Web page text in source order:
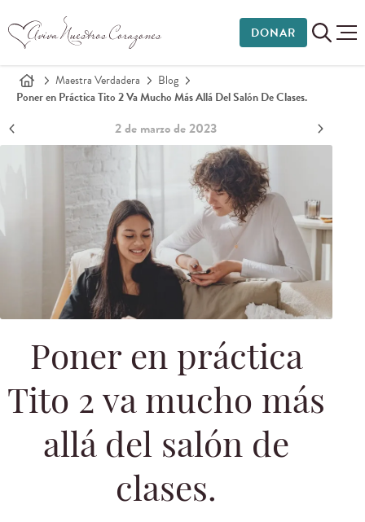
DONAR
Maestra Verdadera
Blog
Poner en Práctica Tito 2 Va Mucho Más Allá Del Salón De Clases.
2 de marzo de 2023
Poner en práctica
Tito 2 va mucho más
allá del salón de
clases.